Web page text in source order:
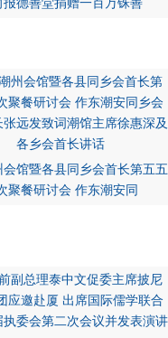
会馆暨各县同乡会首长第五五
聚餐研讨会 作东潮安同